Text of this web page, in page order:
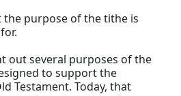
purpose of the tithe is
out several purposes of the
to support the
Testament. Today, that